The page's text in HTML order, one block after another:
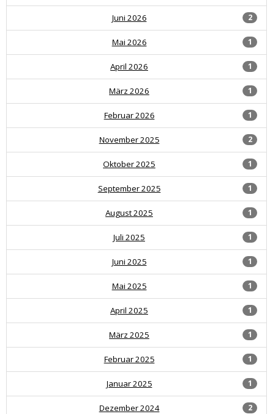
2
Juni 2026
1
Mai 2026
1
April 2026
1
März 2026
1
Februar 2026
2
November 2025
1
Oktober 2025
1
September 2025
1
August 2025
1
Juli 2025
1
Juni 2025
1
Mai 2025
1
April 2025
1
März 2025
1
Februar 2025
1
Januar 2025
2
Dezember 2024